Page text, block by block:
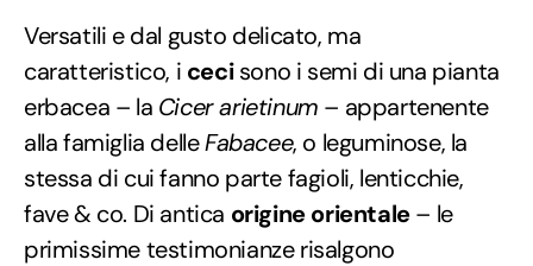
Versatili e dal gusto delicato, ma
caratteristico, i cecisono i semi di una pianta
erbacea – la Cicer arietinum – appartenente
alla famiglia delleFabacee, o leguminose, la
stessa di cui fanno parte fagioli, lenticchie,
fave & co. Di antica origine orientale– le
primissime testimonianze risalgono